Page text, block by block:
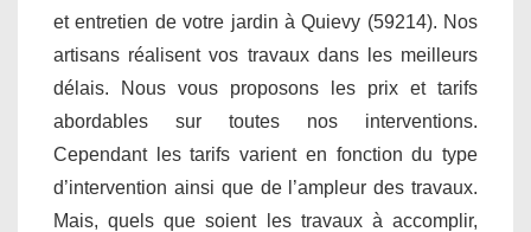
et entretien de votre jardin à Quievy (59214). Nos
artisans réalisent vos travaux dans les meilleurs
délais. Nous vous proposons les prix et tarifs
abordables sur toutes nos interventions.
Cependant les tarifs varient en fonction du type
d’intervention ainsi que de l’ampleur des travaux.
Mais, quels que soient les travaux à accomplir,